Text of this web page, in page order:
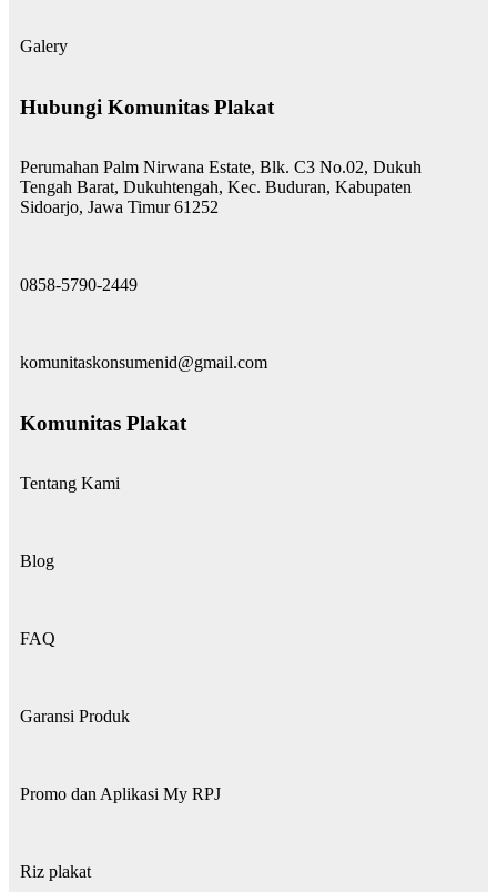
Galery
Hubungi Komunitas Plakat
Perumahan Palm Nirwana Estate, Blk. C3 No.02, Dukuh
Tengah Barat, Dukuhtengah, Kec. Buduran, Kabupaten
Sidoarjo, Jawa Timur 61252
0858-5790-2449
komunitaskonsumenid@gmail.com
Komunitas Plakat
Tentang Kami
Blog
FAQ
Garansi Produk
Promo dan Aplikasi My RPJ
Riz plakat